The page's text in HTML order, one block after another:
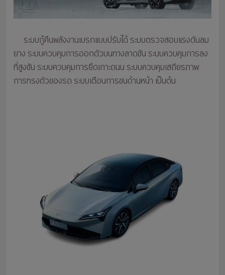
ระบบกู้คืนพลังงานเบรกแบบปรับได้ ระบบตรวจสอบแรงดันลม
ยาง ระบบควบคุมการออกตัวบนทางลาดชัน ระบบควบคุมการลง
ที่สูงชัน ระบบควบคุมการยึดเกาะถนน ระบบควบคุมเสถียรภาพ
การทรงตัวของรถ ระบบเตือนการชนด้านหน้า เป็นต้น